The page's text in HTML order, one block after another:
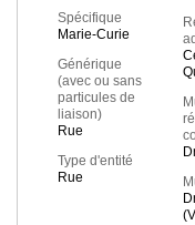
Spécifique
Marie-Curie
Générique
(avec ou sans
particules de
liaison)
Rue
Type d'entité
Rue